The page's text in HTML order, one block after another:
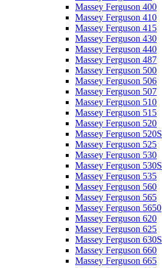
Massey Ferguson 400
Massey Ferguson 410
Massey Ferguson 415
Massey Ferguson 430
Massey Ferguson 440
Massey Ferguson 487
Massey Ferguson 500
Massey Ferguson 506
Massey Ferguson 507
Massey Ferguson 510
Massey Ferguson 515
Massey Ferguson 520
Massey Ferguson 520S
Massey Ferguson 525
Massey Ferguson 530
Massey Ferguson 530S
Massey Ferguson 535
Massey Ferguson 560
Massey Ferguson 565
Massey Ferguson 5650
Massey Ferguson 620
Massey Ferguson 625
Massey Ferguson 630S
Massey Ferguson 660
Massey Ferguson 665